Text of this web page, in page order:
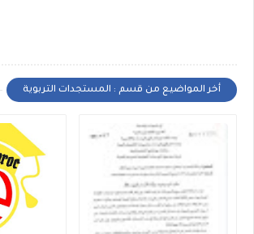
أخر المواضيع من قسم : المستجدات التربوية